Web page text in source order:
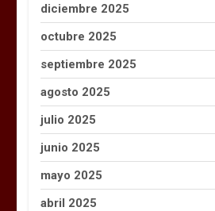
diciembre 2025
octubre 2025
septiembre 2025
agosto 2025
julio 2025
junio 2025
mayo 2025
abril 2025